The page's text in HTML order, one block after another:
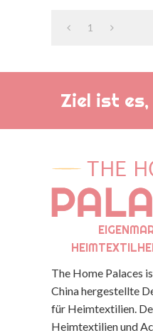
1
Ziel ist
The Home Palaces
China hergestellte
für Heimtextilien.
Heimtextilien und